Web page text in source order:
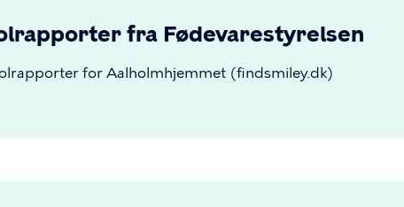
fra Fødevarestyrelsen
for Aalholmhjemmet (findsmiley.dk)